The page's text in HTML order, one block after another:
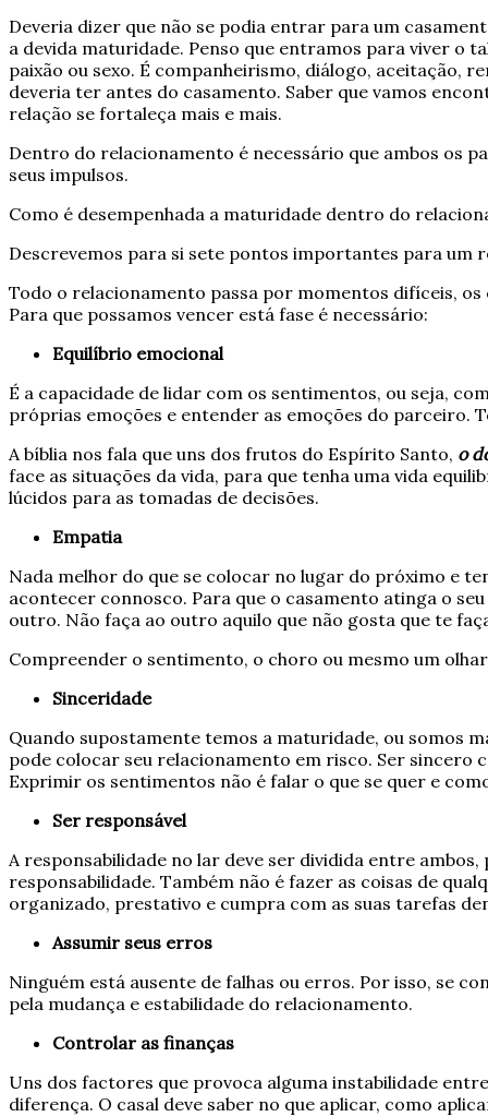
Deveria dizer que não se podia entrar para um
a devida maturidade. Penso que entramos para viver o
paixão ou sexo. É companheirismo, diálogo, aceitação,
deveria ter antes do casamento. Saber que vamos
relação se fortaleça mais e mais.
Dentro do relacionamento é necessário que ambos os
seus impulsos.
Como é desempenhada a maturidade dentro do
Descrevemos para si sete pontos importantes para um
Todo o relacionamento passa por momentos difíceis,
Para que possamos vencer está fase é necessário:
Equilíbrio emocional
É a capacidade de lidar com os sentimentos, ou seja,
próprias emoções e entender as emoções do parceiro.
A bíblia nos fala que uns dos frutos do Espírito Santo, o
face as situações da vida, para que tenha uma vida
lúcidos para as tomadas de decisões.
Empatia
Nada melhor do que se colocar no lugar do próximo e
acontecer connosco. Para que o casamento atinga o
outro. Não faça ao outro aquilo que não gosta que te
Compreender o sentimento, o choro ou mesmo um
Sinceridade
Quando supostamente temos a maturidade, ou somos
pode colocar seu relacionamento em risco. Ser sincero
Exprimir os sentimentos não é falar o que se quer e
Ser responsável
A responsabilidade no lar deve ser dividida entre
responsabilidade. Também não é fazer as coisas de
organizado, prestativo e cumpra com as suas tarefas
Assumir seus erros
Ninguém está ausente de falhas ou erros. Por isso, se
pela mudança e estabilidade do relacionamento.
Controlar as finanças
Uns dos factores que provoca alguma instabilidade
diferença. O casal deve saber no que aplicar, como